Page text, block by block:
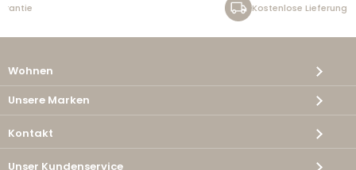
Kostenlose Lieferung
Wohnen
Unsere Marken
Kontakt
Unser Kundenservice